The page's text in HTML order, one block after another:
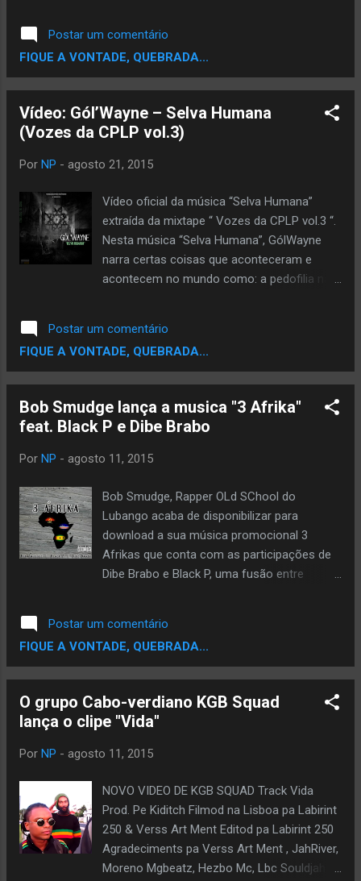
Santiago | ESTG-US, Imagens Adicionais de
Wilson Xavier e Gafites por Ider Riley
(AstroBoy). "Luta" faz parte do EP 9
produzida por Gustavo Oliveira (Dj Avatar)
d[o x]b Prod.
Postar um comentário
FIQUE A VONTADE, QUEBRADA...
Vídeo: Gól’Wayne – Selva Humana
Por NP - agosto 21, 2015
Vídeo oficial da música “Selva Humana”
extraída da mixtape “ Vozes da CPLP vol.3 “.
Nesta música “Selva Humana”, GólWayne
narra certas coisas que aconteceram e
acontecem no mundo como: a pedofilia na
escravidão no 3º mundo, vírus Ebola…
Postar um comentário
FIQUE A VONTADE, QUEBRADA...
Bob Smudge lança a musica "3 Afrika"
feat. Black P e Dibe Brabo
Por NP - agosto 11, 2015
Bob Smudge, Rapper OLd SChool do
Lubango acaba de disponibilizar para
download a sua música promocional 3
Afrikas que conta com as participações de
Dibe Brabo e Black P, uma fusão entre
Dibe Brabo #artista: Bob Smudge
DOWNLOAD
Postar um comentário
FIQUE A VONTADE, QUEBRADA...
O grupo Cabo-verdiano KGB Squad
lança o clipe "Vida"
Por NP - agosto 11, 2015
NOVO VIDEO DE KGB SQUAD Track Vida
Prod. Pe Kiditch Filmod na Lisboa pa Labirint
250 & Verss Art Ment Editod pa Labirint 250
Agradeciments pa Verss Art Ment , JahRiver,
Moreno Mgbeatz, Hezbo Mc, Lbc Souldjah e